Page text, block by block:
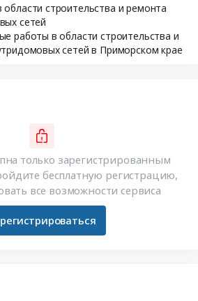
строительства и ремонта
сетей
работы в области строительства и
сетей в Приморском крае
только зарегистрированным
бесплатную регистрацию,
все возможности сервиса